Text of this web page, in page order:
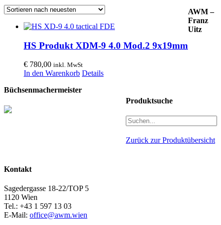
HS Produkt XDM-9 4.0 Mod.2 9x19mm
€ 780,00 inkl. MwSt
In den Warenkorb Details
Produktsuche
Zurück zur Produktübersicht
AWM –
Franz
Uitz
Büchsenmachermeister
Kontakt
Sagedergasse 18-22/TOP 5
1120 Wien
Tel.: +43 1 597 13 03
E-Mail: office@awm.wien